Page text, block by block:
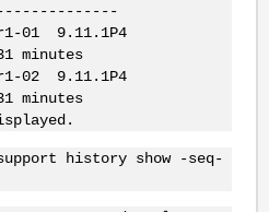
01 9.11.1P4
02 9.11.1P4
history show -seq-